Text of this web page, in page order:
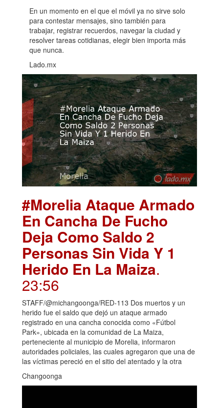
En un momento en el que el móvil ya no sirve solo
para contestar mensajes, sino también para
trabajar, registrar recuerdos, navegar la ciudad y
resolver tareas cotidianas, elegir bien importa más
que nunca.
Lado.mx
#Morelia Ataque Armado
En Cancha De Fucho
Deja Como Saldo 2
Personas Sin Vida Y 1
Herido En La Maiza.
23:56
STAFF/@michangoonga/RED-113 Dos muertos y un
herido fue el saldo que dejó un ataque armado
registrado en una cancha conocida como «Fútbol
Park», ubicada en la comunidad de La Maiza,
perteneciente al municipio de Morelia, informaron
autoridades policiales, las cuales agregaron que una de
las víctimas pereció en el sitio del atentado y la otra
Changoonga